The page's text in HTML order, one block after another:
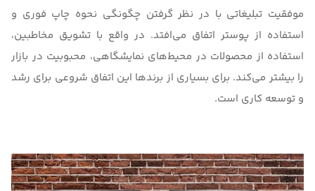
موفقیت تبلیغاتی با در نظر گرفتن چگونگی نحوه چاپ فوری و
استفاده از پوستر اتفاق می‌افتد. در واقع با تشویق مخاطبین،
استفاده از محصولات در محیط‌های نمایشگاهی، محبوبیت در بازار
را بیشتر می‌کند. برای بسیاری از برندها این اتفاق شروعی برای رشد
و توسعه کاری است.